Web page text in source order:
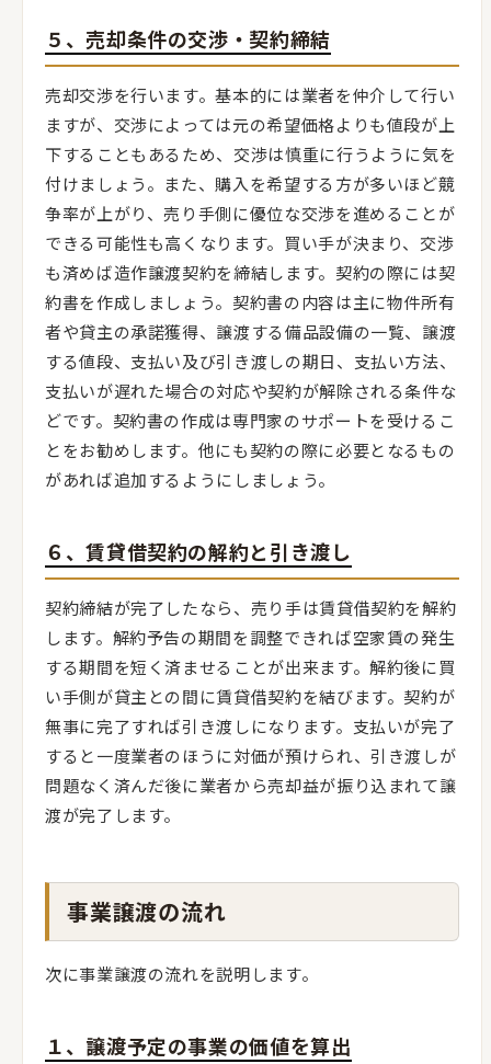
５、売却条件の交渉・契約締結
売却交渉を行います。基本的には業者を仲介して行い
ますが、交渉によっては元の希望価格よりも値段が上
下することもあるため、交渉は慎重に行うように気を
付けましょう。また、購入を希望する方が多いほど競
争率が上がり、売り手側に優位な交渉を進めることが
できる可能性も高くなります。買い手が決まり、交渉
も済めば造作譲渡契約を締結します。契約の際には契
約書を作成しましょう。契約書の内容は主に物件所有
者や貸主の承諾獲得、譲渡する備品設備の一覧、譲渡
する値段、支払い及び引き渡しの期日、支払い方法、
支払いが遅れた場合の対応や契約が解除される条件な
どです。契約書の作成は専門家のサポートを受けるこ
とをお勧めします。他にも契約の際に必要となるもの
があれば追加するようにしましょう。
６、賃貸借契約の解約と引き渡し
契約締結が完了したなら、売り手は賃貸借契約を解約
します。解約予告の期間を調整できれば空家賃の発生
する期間を短く済ませることが出来ます。解約後に買
い手側が貸主との間に賃貸借契約を結びます。契約が
無事に完了すれば引き渡しになります。支払いが完了
すると一度業者のほうに対価が預けられ、引き渡しが
問題なく済んだ後に業者から売却益が振り込まれて譲
渡が完了します。
事業譲渡の流れ
次に事業譲渡の流れを説明します。
１、譲渡予定の事業の価値を算出